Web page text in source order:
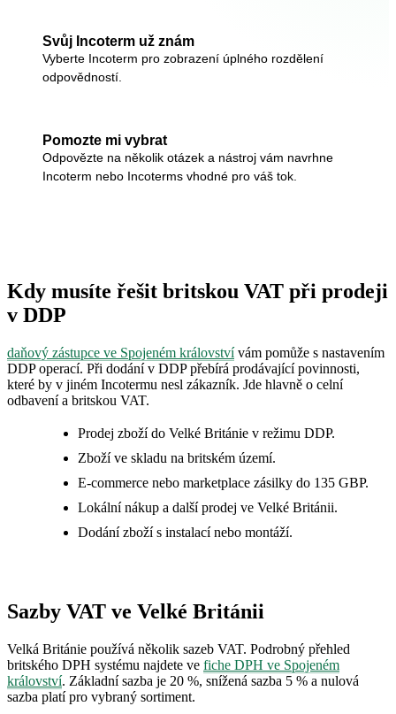
Svůj Incoterm už znám
Vyberte Incoterm pro zobrazení úplného rozdělení
odpovědností.
Pomozte mi vybrat
Odpovězte na několik otázek a nástroj vám navrhne
Incoterm nebo Incoterms vhodné pro váš tok.
Kdy musíte řešit britskou VAT při prodeji
v DDP
daňový zástupce ve Spojeném královstvívám pomůže s nastavením
DDP operací. Při dodání v DDP přebírá prodávající povinnosti,
které by v jiném Incotermu nesl zákazník. Jde hlavně o celní
odbavení a britskou VAT.
Prodej zboží do Velké Británie v režimu DDP.
Zboží ve skladu na britském území.
E-commerce nebo marketplace zásilky do 135 GBP.
Lokální nákup a další prodej ve Velké Británii.
Dodání zboží s instalací nebo montáží.
Sazby VAT ve Velké Británii
Velká Británie používá několik sazeb VAT. Podrobný přehled
britského DPH systému najdete ve fiche DPH ve Spojeném
království. Základní sazba je 20 %, snížená sazba 5 % a nulová
sazba platí pro vybraný sortiment.